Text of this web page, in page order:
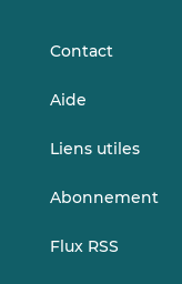
Contact
Aide
Liens utiles
Abonnement
Flux RSS